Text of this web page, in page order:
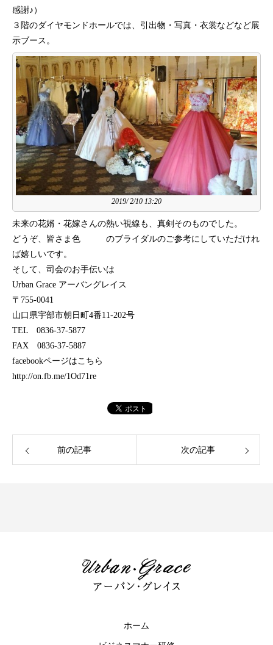
感謝♪）
３階のダイヤモンドホールでは、引出物・写真・衣裳などなど展
示ブース。
2019/ 2/10 13:20
未来の花婿・花嫁さんの熱い視線も、真剣そのものでした。
どうぞ、皆さま色 のブライダルのご参考にしていただけれ
ば嬉しいです。
そして、司会のお手伝いは
Urban Grace アーバングレイス
〒755-0041
山口県宇部市朝日町4番11-202号
TEL 0836-37-5877
FAX 0836-37-5887
facebookページはこちら
http://on.fb.me/1Od71re
前の記事 次の記事
ホーム